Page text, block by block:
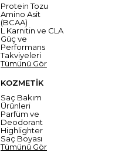
Protein Tozu
Amino Asit
(BCAA)
L Karnitin ve CLA
Güç ve
Performans
Takviyeleri
Tümünü Gör
KOZMETİK
Saç Bakım
Ürünleri
Parfüm ve
Deodorant
Highlighter
Saç Boyası
Tümünü Gör